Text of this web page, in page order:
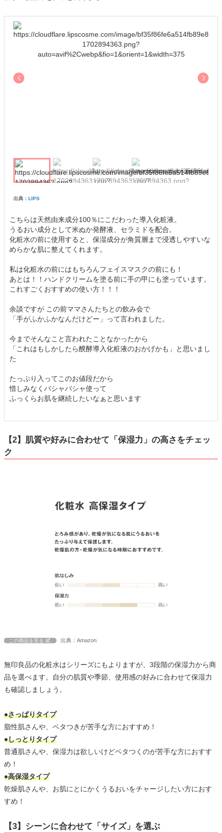
出典： LIPS
こちらは天然由来成分100％にこだわった導入化粧液。
うるおい成分として米ぬか発酵液、セラミドを配合。
化粧水の前に使用すると、保湿成分が角質層まで浸透しやすいな
めらかな肌に整えてくれます。
私は化粧水の前にはもちろんフェイスマスクの前にも！
あとは！！ハンドクリームを塗る前に手の甲にも塗っています。
これすごくおすすめの使い方！！！
余談ですが この前ママさんたちとの飲み会で
「手がふかふかなんだけどー」って言われました。
今までそんなこと言われたことなかったから
「これはもしかしたら醗酵導入化粧液のおかげかも」と思いまし
た
たっぷり入ってこのお値段だから
惜しみなくバシャバシャ使って
ふっくらお肌を継続したいなぁと思います
【2】肌質や好みに合わせて「保湿力」の高さをチェッ
ク
この商品を見る 出典：Amazon
無印良品の化粧水はシリーズにもよりますが、3段階の保湿力から商
品を選べます。自分の肌質や季節、使用感の好みに合わせて保湿力
も確認しましょう。
●さっぱりタイプ
脂性肌さんや、ベタつきが苦手な方におすすめ！
●しっとりタイプ
普通肌さんや、保湿力は欲しいけどベタつくのが苦手な方におすす
め！
●高保湿タイプ
乾燥肌さんや、お肌にとにかくうるおいをチャージしたい方におす
すめ！
【3】シーンに合わせて「サイズ」を選ぶ